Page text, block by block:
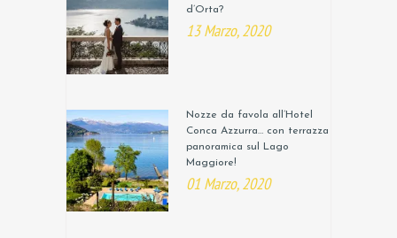
d’Orta?
13 Marzo, 2020
Nozze da favola all’Hotel
Conca Azzurra… con terrazza
panoramica sul Lago
Maggiore!
01 Marzo, 2020